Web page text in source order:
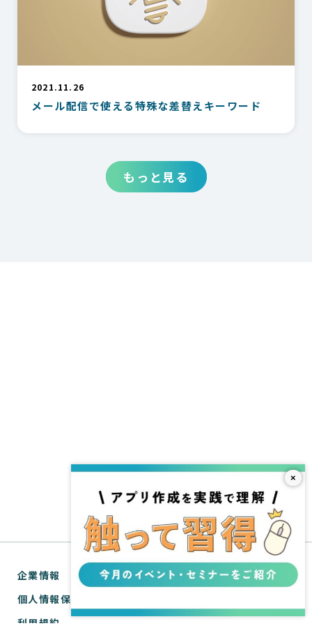
2021.11.26
メール配信で使える特殊な差替えキーワード
もっと見る
企業情報
個人情報保護方針
利用規約
×